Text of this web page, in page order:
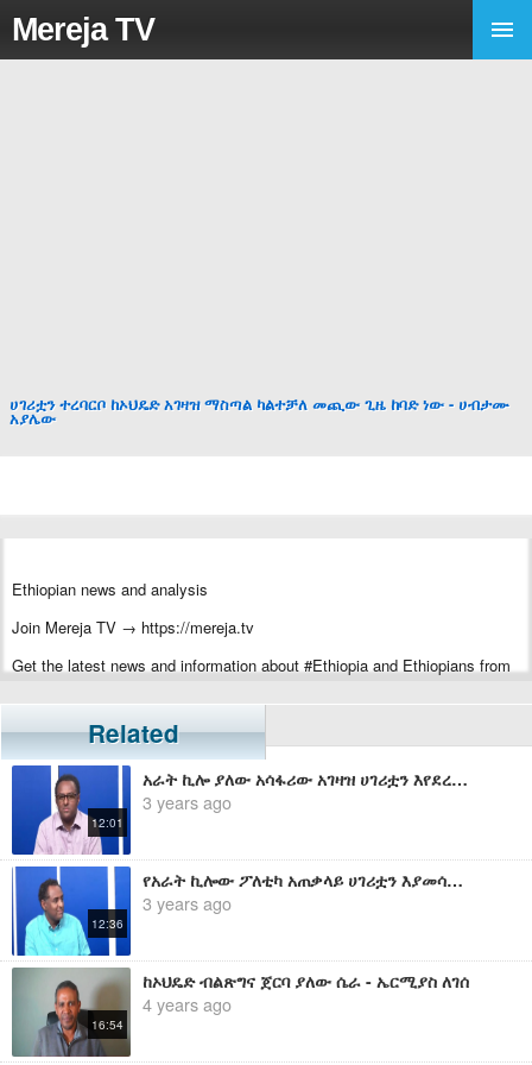
Mereja TV
ሀገሪቷን ተረባርቦ ከኦህዴድ አገዛዝ ማስጣል ካልተቻለ መጪው ጊዜ ከባድ ነው - ሀብታሙ
አያሌው
Ethiopian news and analysis
Join Mereja TV → https://mereja.tv
Get the latest news and information about #Ethiopia and Ethiopians from
For inquiry or additional information, visit Mereja.com
Mereja presents Ethiopian news, Ethiopian music, sports, arts, and
entertainment
Related
12:01
አራት ኪሎ ያለው አሳፋሪው አገዛዝ ሀገሪቷን እየደረማመሳት ነው - ሀብታሙ አያሌው
3 years ago
12:36
የአራት ኪሎው ፖለቲካ አጠቃላይ ሀገሪቷን እያመሳት መሆኑ ማሳያዎች - ሀብታሙ አያሌው
3 years ago
16:54
ከኦህዴድ ብልጽግና ጀርባ ያለው ሴራ - ኤርሚያስ ለገሰ
4 years ago